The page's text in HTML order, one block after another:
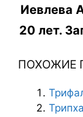
Иевлева
20 лет.
ПОХОЖИЕ